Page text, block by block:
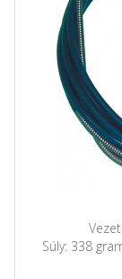
Súly: 338